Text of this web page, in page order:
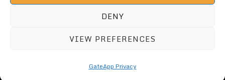
DENY
VIEW PREFERENCES
GateApp Privacy
GATEAPP.NET (C) 2026 ALL RIGHTS
ARE RESERVED -GateApp Privacy